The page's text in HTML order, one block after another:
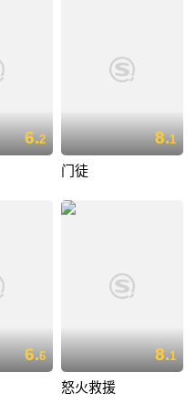
6.2 8.1
门徒
6.6 8.1
怒火救援